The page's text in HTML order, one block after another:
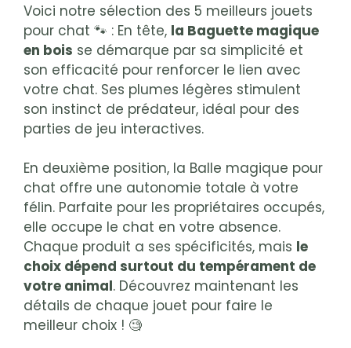
Voici notre sélection des 5 meilleurs jouets
pour chat 🐾 : En tête, la Baguette magique
en bois se démarque par sa simplicité et
son efficacité pour renforcer le lien avec
votre chat. Ses plumes légères stimulent
son instinct de prédateur, idéal pour des
parties de jeu interactives.
En deuxième position, la Balle magique pour
chat offre une autonomie totale à votre
félin. Parfaite pour les propriétaires occupés,
elle occupe le chat en votre absence.
Chaque produit a ses spécificités, mais le
choix dépend surtout du tempérament de
votre animal. Découvrez maintenant les
détails de chaque jouet pour faire le
meilleur choix ! 🧐